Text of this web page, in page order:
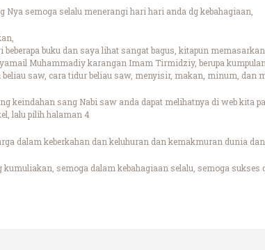
Nya semoga selalu menerangi hari hari anda dg kebahagiaan,
beberapa buku dan saya lihat sangat bagus, kitapun
Muhammadiy karangan Imam Tirmidziy, berupa
beliau saw, cara tidur beliau saw, menyisir, makan, minum, dan
keindahan sang Nabi saw anda dapat melihatnya di web kita
lalu pilih halaman 4
dalam keberkahan dan keluhuran dan kemakmuran dunia
semoga dalam kebahagiaan selalu, semoga sukses